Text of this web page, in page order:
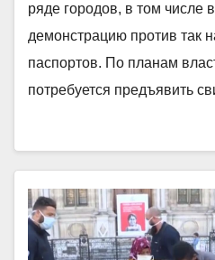
ряде городов, в том числе
демонстрацию против так
паспортов. По планам
потребуется предъявить